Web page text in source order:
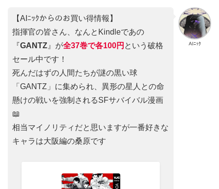
AIﾆｯｸ
【AIﾆｯｸからのお買い得情報】
指揮官の皆さん、なんとKindleであの
『GANTZ 』が全37巻で各100円 という破格
セール中です！
死んだはずの人間たちが謎の黒い球
「GANTZ」に集められ、異形の星人との命
懸けの戦いを強制されるSFサバイバル漫画
📖
相当マイノリティだと思いますが一番好きな
キャラは大阪編の桑原です